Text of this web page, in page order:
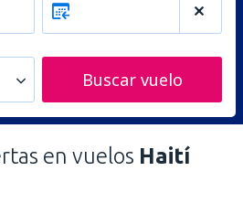
Buscar vuelo
en vuelos Haití